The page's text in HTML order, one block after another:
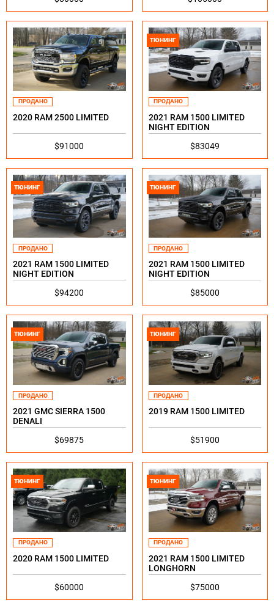
ПРОДАНО
2020 RAM 2500 LIMITED
$91000
ТЮНИНГ
ПРОДАНО
2021 RAM 1500 LIMITED
NIGHT EDITION
$83049
ТЮНИНГ
ПРОДАНО
2021 RAM 1500 LIMITED
NIGHT EDITION
$94200
ТЮНИНГ
ПРОДАНО
2021 RAM 1500 LIMITED
NIGHT EDITION
$85000
ТЮНИНГ
ПРОДАНО
2021 GMC SIERRA 1500
DENALI
$69875
ТЮНИНГ
ПРОДАНО
2019 RAM 1500 LIMITED
$51900
ТЮНИНГ
ПРОДАНО
2020 RAM 1500 LIMITED
$60000
ТЮНИНГ
ПРОДАНО
2021 RAM 1500 LIMITED
LONGHORN
$75000